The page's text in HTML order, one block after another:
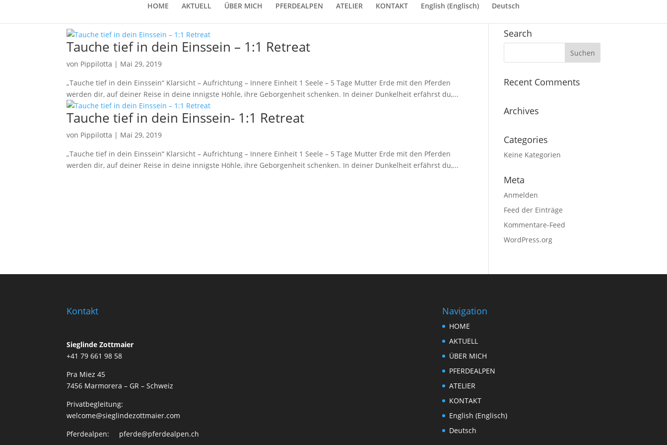
HOME AKTUELL ÜBER MICH PFERDEALPEN ATELIER KONTAKT English (Englisch) Deutsch
Tauche tief in dein Einssein – 1:1 Retreat
von Pippilotta | Mai 29, 2019
„Tauche tief in dein Einssein“ Klarsicht – Aufrichtung – Innere Einheit 1 Seele – 5 Tage Mutter Erde mit den Pferden
werden dir, auf deiner Reise in deine innigste Höhle, ihre Geborgenheit schenken. In deiner Dunkelheit erfährst du,...
Tauche tief in dein Einssein- 1:1 Retreat
von Pippilotta | Mai 29, 2019
„Tauche tief in dein Einssein“ Klarsicht – Aufrichtung – Innere Einheit 1 Seele – 5 Tage Mutter Erde mit den Pferden
werden dir, auf deiner Reise in deine innigste Höhle, ihre Geborgenheit schenken. In deiner Dunkelheit erfährst du,...
Search
Recent Comments
Archives
Categories
Keine Kategorien
Meta
Anmelden
Feed der Einträge
Kommentare-Feed
WordPress.org
Kontakt
Sieglinde Zottmaier
+41 79 661 98 58
Pra Miez 45
7456 Marmorera – GR – Schweiz
Privatbegleitung:
welcome@sieglindezottmaier.com
Pferdealpen: pferde@pferdealpen.ch
Navigation
HOME
AKTUELL
ÜBER MICH
PFERDEALPEN
ATELIER
KONTAKT
English (Englisch)
Deutsch